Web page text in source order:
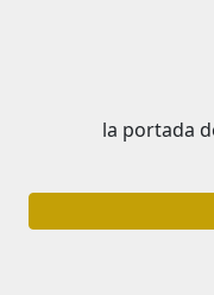
la portada